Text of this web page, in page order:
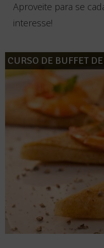
Aproveite para se
interesse!